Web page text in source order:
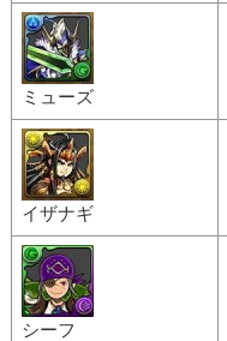
ミューズ
イザナギ
シーフ